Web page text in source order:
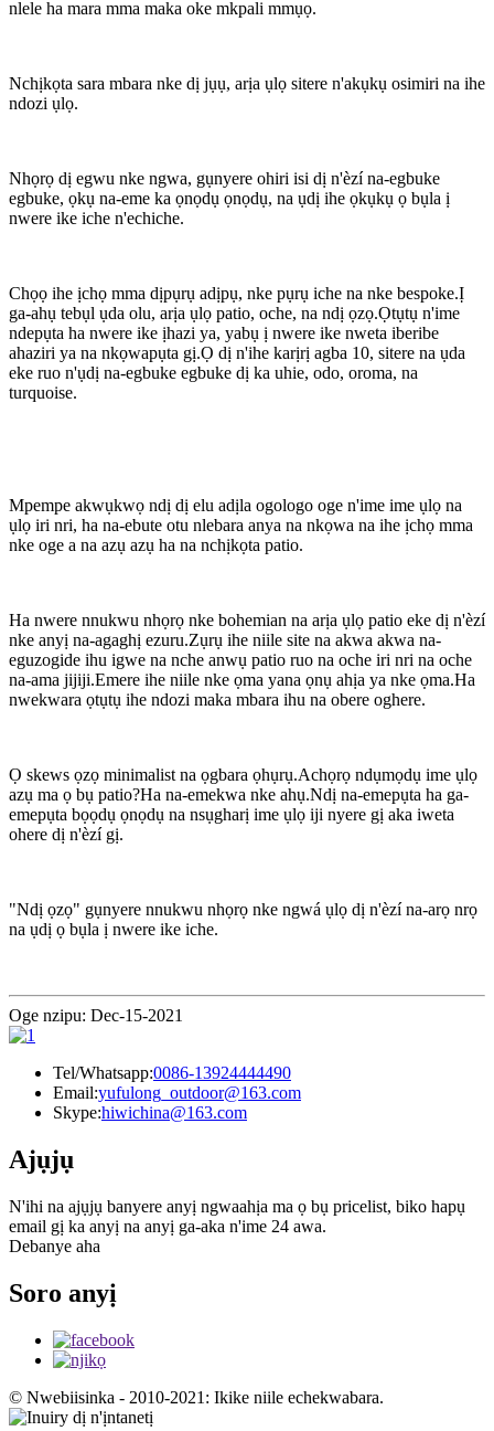
nlele ha mara mma maka oke mkpali mmụọ.
Nchịkọta sara mbara nke dị jụụ, arịa ụlọ sitere n'akụkụ osimiri na ihe
ndozi ụlọ.
Nhọrọ dị egwu nke ngwa, gụnyere ohiri isi dị n'èzí na-egbuke
egbuke, ọkụ na-eme ka ọnọdụ ọnọdụ, na ụdị ihe ọkụkụ ọ bụla ị
nwere ike iche n'echiche.
Chọọ ihe ịchọ mma dịpụrụ adịpụ, nke pụrụ iche na nke bespoke.Ị
ga-ahụ tebụl ụda olu, arịa ụlọ patio, oche, na ndị ọzọ.Ọtụtụ n'ime
ndepụta ha nwere ike ịhazi ya, yabụ ị nwere ike nweta iberibe
ahaziri ya na nkọwapụta gị.Ọ dị n'ihe karịrị agba 10, sitere na ụda
eke ruo n'ụdị na-egbuke egbuke dị ka uhie, odo, oroma, na
turquoise.
Mpempe akwụkwọ ndị dị elu adịla ogologo oge n'ime ime ụlọ na
ụlọ iri nri, ha na-ebute otu nlebara anya na nkọwa na ihe ịchọ mma
nke oge a na azụ azụ ha na nchịkọta patio.
Ha nwere nnukwu nhọrọ nke bohemian na arịa ụlọ patio eke dị n'èzí
nke anyị na-agaghị ezuru.Zụrụ ihe niile site na akwa akwa na-
eguzogide ihu igwe na nche anwụ patio ruo na oche iri nri na oche
na-ama jijiji.Emere ihe niile nke ọma yana ọnụ ahịa ya nke ọma.Ha
nwekwara ọtụtụ ihe ndozi maka mbara ihu na obere oghere.
Ọ skews ọzọ minimalist na ọgbara ọhụrụ.Achọrọ ndụmọdụ ime ụlọ
azụ ma ọ bụ patio?Ha na-emekwa nke ahụ.Ndị na-emepụta ha ga-
emepụta bọọdụ ọnọdụ na nsụgharị ime ụlọ iji nyere gị aka iweta
ohere dị n'èzí gị.
"Ndị ọzọ" gụnyere nnukwu nhọrọ nke ngwá ụlọ dị n'èzí na-arọ nrọ
na ụdị ọ bụla ị nwere ike iche.
Oge nzipu: Dec-15-2021
Tel/Whatsapp:0086-13924444490
Email:yufulong_outdoor@163.com
Skype:hiwichina@163.com
Ajụjụ
N'ihi na ajụjụ banyere anyị ngwaahịa ma ọ bụ pricelist, biko hapụ
email gị ka anyị na anyị ga-aka n'ime 24 awa.
Debanye aha
Soro anyị
© Nwebiisinka - 2010-2021: Ikike niile echekwabara.